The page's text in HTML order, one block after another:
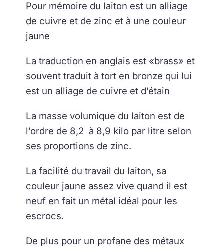
Pour mémoire du laiton est un alliage
de cuivre et de zinc et à une couleur
jaune
La traduction en anglais est «brass» et
souvent traduit à tort en bronze qui lui
est un alliage de cuivre et d’étain
La masse volumique du laiton est de
l’ordre de 8,2 à 8,9 kilo par litre selon
ses proportions de zinc.
La facilité du travail du laiton, sa
couleur jaune assez vive quand il est
neuf en fait un métal idéal pour les
escrocs.
De plus pour un profane des métaux